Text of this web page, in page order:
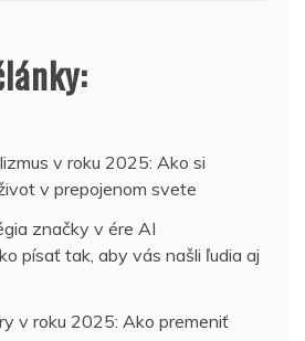
v roku 2025: Ako si
v prepojenom svete
značky v ére AI
písať tak, aby vás našli ľudia aj
v roku 2025: Ako premeniť